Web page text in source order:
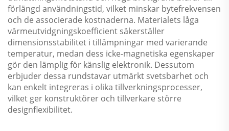
förlängd användningstid, vilket minskar bytefrekvensen
och de associerade kostnaderna. Materialets låga
värmeutvidgningskoefficient säkerställer
dimensionsstabilitet i tillämpningar med varierande
temperatur, medan dess icke-magnetiska egenskaper
gör den lämplig för känslig elektronik. Dessutom
erbjuder dessa rundstavar utmärkt svetsbarhet och
kan enkelt integreras i olika tillverkningsprocesser,
vilket ger konstruktörer och tillverkare större
designflexibilitet.